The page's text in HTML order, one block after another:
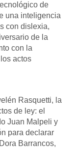
de
una inteligencia
con dislexia,
de la
con la
actos
Rasquetti, la
de ley: el
Juan Malpeli y
para declarar
Barrancos,